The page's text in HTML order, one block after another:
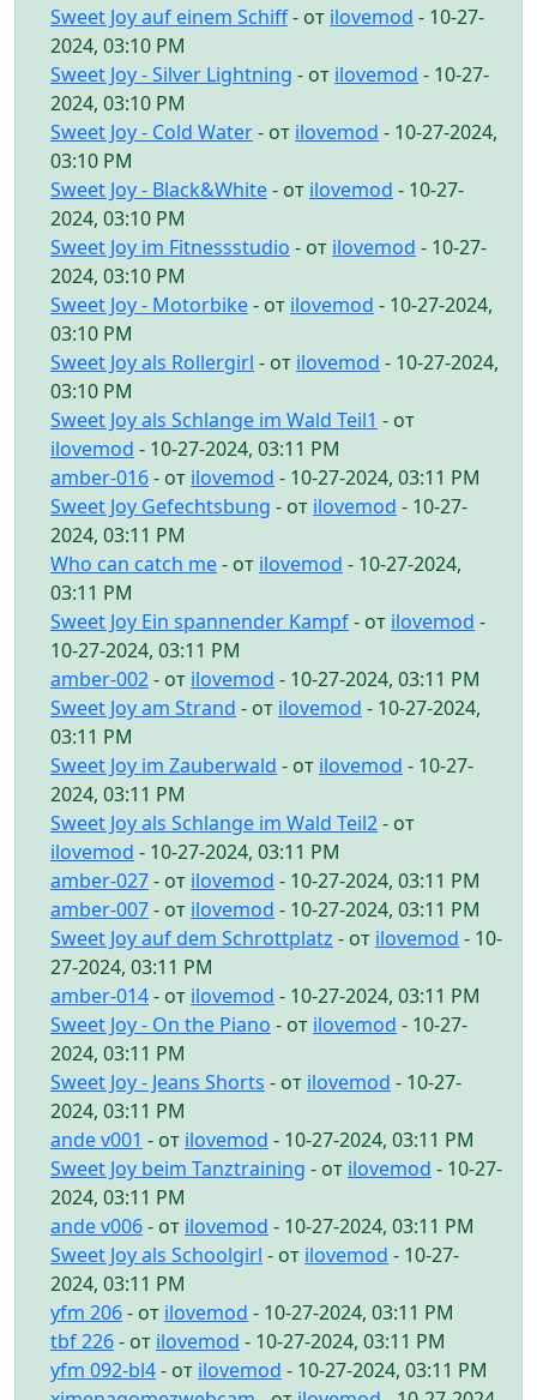
Sweet Joy auf einem Schiff- от ilovemod - 10-27-
2024, 03:10 PM
Sweet Joy - Silver Lightning - от ilovemod - 10-27-
2024, 03:10 PM
Sweet Joy - Cold Water- от ilovemod - 10-27-2024,
03:10 PM
Sweet Joy - Black&White- от ilovemod - 10-27-
2024, 03:10 PM
Sweet Joy im Fitnessstudio - от ilovemod - 10-27-
2024, 03:10 PM
Sweet Joy - Motorbike- от ilovemod - 10-27-2024,
03:10 PM
Sweet Joy als Rollergirl - от ilovemod - 10-27-2024,
03:10 PM
Sweet Joy als Schlange im Wald Teil1 - от
ilovemod - 10-27-2024, 03:11 PM
amber-016- от ilovemod - 10-27-2024, 03:11 PM
Sweet Joy Gefechtsbung - от ilovemod - 10-27-
2024, 03:11 PM
Who can catch me- от ilovemod - 10-27-2024,
03:11 PM
Sweet Joy Ein spannender Kampf- от ilovemod -
10-27-2024, 03:11 PM
amber-002- от ilovemod - 10-27-2024, 03:11 PM
Sweet Joy am Strand - от ilovemod - 10-27-2024,
03:11 PM
Sweet Joy im Zauberwald - от ilovemod - 10-27-
2024, 03:11 PM
Sweet Joy als Schlange im Wald Teil2- от
ilovemod - 10-27-2024, 03:11 PM
amber-027- от ilovemod - 10-27-2024, 03:11 PM
amber-007- от ilovemod - 10-27-2024, 03:11 PM
Sweet Joy auf dem Schrottplatz - от ilovemod - 10-
27-2024, 03:11 PM
amber-014- от ilovemod - 10-27-2024, 03:11 PM
Sweet Joy - On the Piano - от ilovemod - 10-27-
2024, 03:11 PM
Sweet Joy - Jeans Shorts - от ilovemod - 10-27-
2024, 03:11 PM
ande v001 - от ilovemod - 10-27-2024, 03:11 PM
Sweet Joy beim Tanztraining - от ilovemod - 10-27-
2024, 03:11 PM
ande v006- от ilovemod - 10-27-2024, 03:11 PM
Sweet Joy als Schoolgirl - от ilovemod - 10-27-
2024, 03:11 PM
yfm 206- от ilovemod - 10-27-2024, 03:11 PM
tbf 226- от ilovemod - 10-27-2024, 03:11 PM
yfm 092-bl4- от ilovemod - 10-27-2024, 03:11 PM